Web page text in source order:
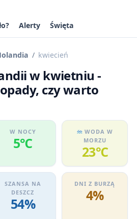
Alerty Święta
kwiecień
w kwietniu -
czy warto
W NOCY
5℃
WODA W
MORZU
23℃
SZANSA NA
DESZCZ
54%
DNI Z BURZĄ
4%